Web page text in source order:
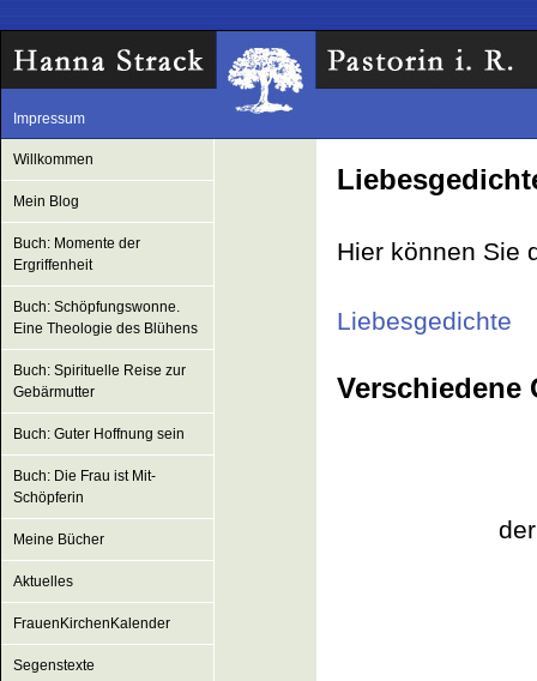
Impressum
Willkommen
Mein Blog
Buch: Momente der
Ergriffenheit
Buch: Schöpfungswonne.
Eine Theologie des Blühens
Buch: Spirituelle Reise zur
Gebärmutter
Buch: Guter Hoffnung sein
Buch: Die Frau ist Mit-
Schöpferin
Meine Bücher
Aktuelles
FrauenKirchenKalender
Segenstexte
Hier können Sie
Liebesgedichte
Verschiedene